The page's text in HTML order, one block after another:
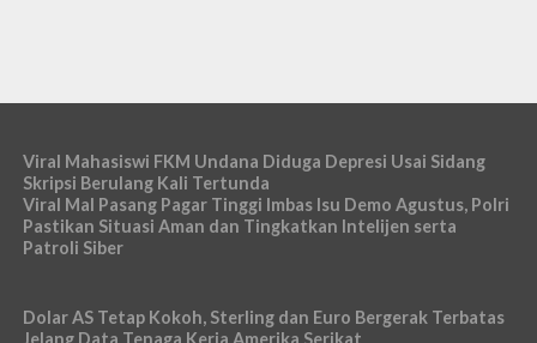
Viral Mahasiswi FKM Undana Diduga Depresi Usai Sidang
Skripsi Berulang Kali Tertunda
Viral Mal Pasang Pagar Tinggi Imbas Isu Demo Agustus, Polri
Pastikan Situasi Aman dan Tingkatkan Intelijen serta
Patroli Siber
Dolar AS Tetap Kokoh, Sterling dan Euro Bergerak Terbatas
Jelang Data Tenaga Kerja Amerika Serikat